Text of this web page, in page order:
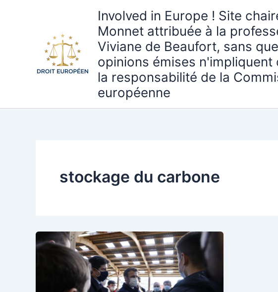
Involved in Europe ! Site
Monnet attribuée à la
Viviane de Beaufort, sans
opinions émises n'impliquent
la responsabilité de la
européenne
stockage du carbone